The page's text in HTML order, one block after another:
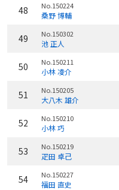
48 No.150224
桑野 博輔
49 No.150302
池 正人
50 No.150211
小林 凌介
51 No.150205
大八木 雄介
52 No.150210
小林 巧
53 No.150219
疋田 卓己
54 No.150227
福田 直史